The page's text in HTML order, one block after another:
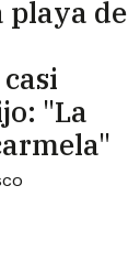
playa de
"La